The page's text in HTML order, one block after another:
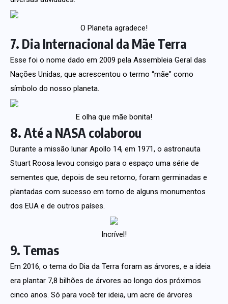
O Planeta agradece!
7. Dia Internacional da Mãe Terra
Esse foi o nome dado em 2009 pela Assembleia Geral das
Nações Unidas, que acrescentou o termo “mãe” como
símbolo do nosso planeta.
E olha que mãe bonita!
8. Até a NASA colaborou
Durante a missão lunar Apollo 14, em 1971, o astronauta
Stuart Roosa levou consigo para o espaço uma série de
sementes que, depois de seu retorno, foram germinadas e
plantadas com sucesso em torno de alguns monumentos
dos EUA e de outros países.
Incrível!
9. Temas
Em 2016, o tema do Dia da Terra foram as árvores, e a ideia
era plantar 7,8 bilhões de árvores ao longo dos próximos
cinco anos. Só para você ter ideia, um acre de árvores